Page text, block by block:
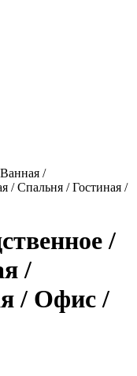
/
/ Спальня / Гостиная /
/
/
/ Офис /